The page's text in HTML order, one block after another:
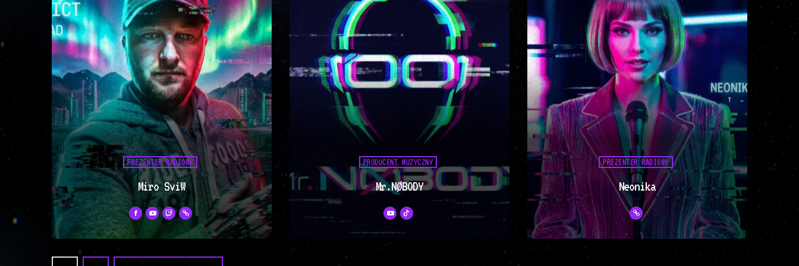
Odpal jego live'y i wpadnij w poniedziałki
do Nocnego Re-Wiru na CYBERStacji!
PREZENTER RADIOWY
Miro SviW
Islandzki chłód i wulkaniczna energia
Discoteque Style. Lodowce topnieją,
PRODUCENT MUZYCZNY
Mr.NØBODY
PREZENTER RADIOWY
Neonika
Poznajcie Neonikę – naszą radiową AI,